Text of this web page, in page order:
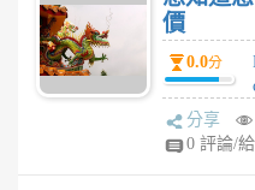
價
0.0分
分享
0 評論/